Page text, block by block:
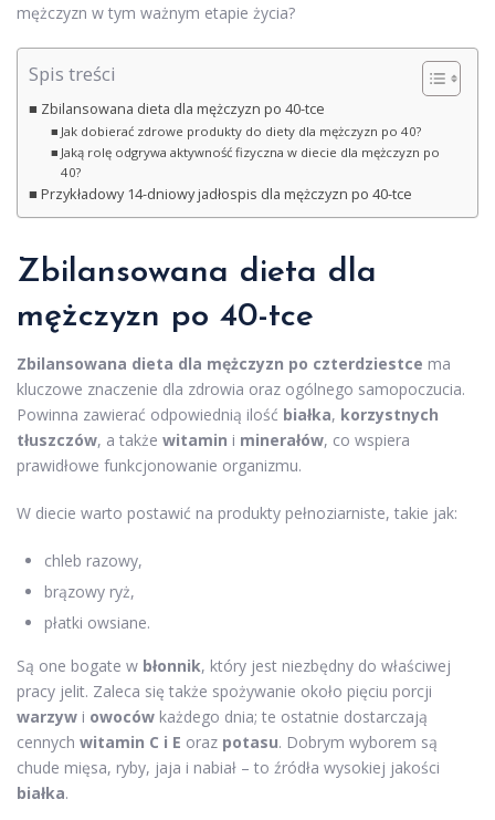
mężczyzn w tym ważnym etapie życia?
Spis treści
Zbilansowana dieta dla mężczyzn po 40-tce
Jak dobierać zdrowe produkty do diety dla mężczyzn po 40?
Jaką rolę odgrywa aktywność fizyczna w diecie dla mężczyzn po
40?
Przykładowy 14-dniowy jadłospis dla mężczyzn po 40-tce
Zbilansowana dieta dla
mężczyzn po 40-tce
Zbilansowana dieta dla mężczyzn po czterdziestce ma
kluczowe znaczenie dla zdrowia oraz ogólnego samopoczucia.
Powinna zawierać odpowiednią ilość białka, korzystnych
tłuszczów, a także witamin i minerałów, co wspiera
prawidłowe funkcjonowanie organizmu.
W diecie warto postawić na produkty pełnoziarniste, takie jak:
chleb razowy,
brązowy ryż,
płatki owsiane.
Są one bogate w błonnik, który jest niezbędny do właściwej
pracy jelit. Zaleca się także spożywanie około pięciu porcji
warzyw i owoców każdego dnia; te ostatnie dostarczają
cennych witamin C i E oraz potasu. Dobrym wyborem są
chude mięsa, ryby, jaja i nabiał – to źródła wysokiej jakości
białka.